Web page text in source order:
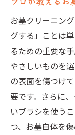
お墓クリーニン
グする」ことは
るための重要な
やさしいものを
の表面を傷つけ
要です。さらに
いブラシを使う
つ、お墓自体を